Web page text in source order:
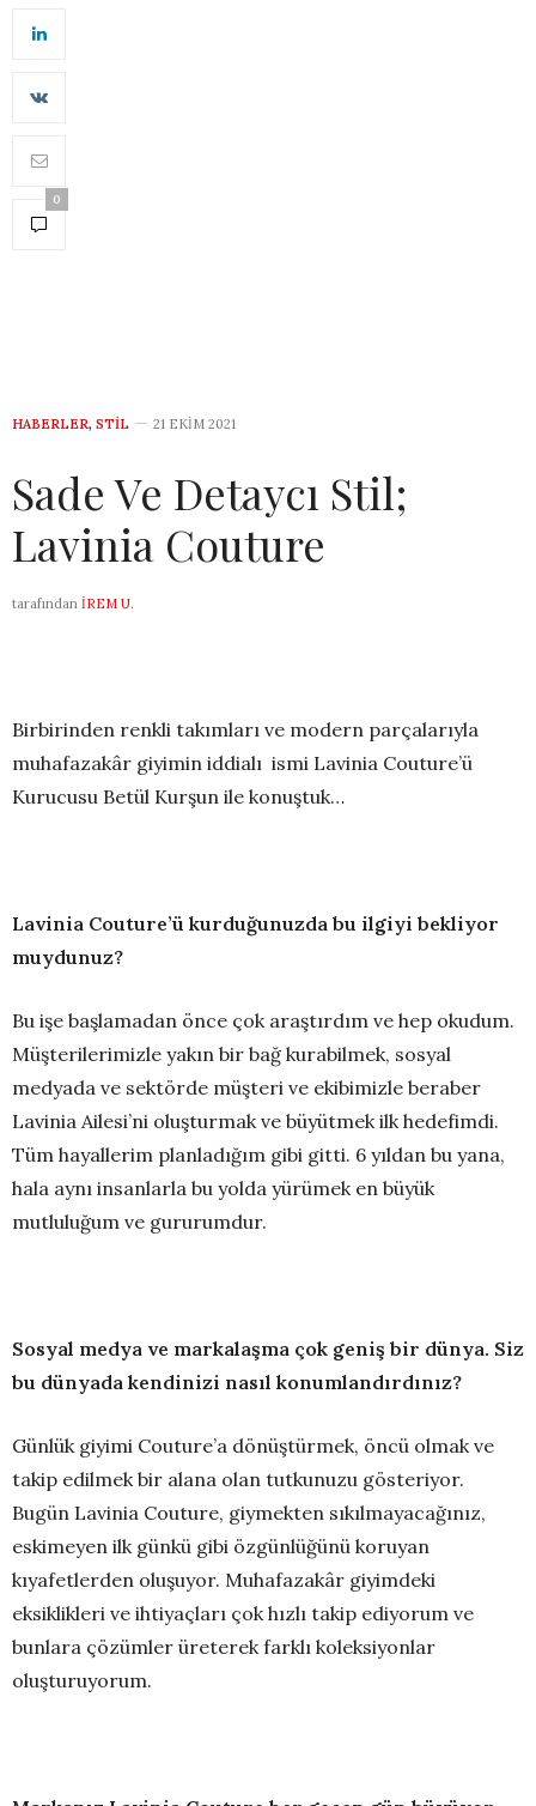
0
HABERLER, STIL 21 EKIM 2021
Sade Ve Detaycı Stil;
Lavinia Couture
tarafından İREM U.
Birbirinden renkli takımları ve modern parçalarıyla
muhafazakâr giyimin iddialı ismi Lavinia Couture’ü
Kurucusu Betül Kurşun ile konuştuk…
Lavinia Couture’ü kurduğunuzda bu ilgiyi bekliyor
muydunuz?
Bu işe başlamadan önce çok araştırdım ve hep okudum.
Müşterilerimizle yakın bir bağ kurabilmek, sosyal
medyada ve sektörde müşteri ve ekibimizle beraber
Lavinia Ailesi’ni oluşturmak ve büyütmek ilk hedefimdi.
Tüm hayallerim planladığım gibi gitti. 6 yıldan bu yana,
hala aynı insanlarla bu yolda yürümek en büyük
mutluluğum ve gururumdur.
Sosyal medya ve markalaşma çok geniş bir dünya. Siz
bu dünyada kendinizi nasıl konumlandırdınız?
Günlük giyimi Couture’a dönüştürmek, öncü olmak ve
takip edilmek bir alana olan tutkunuzu gösteriyor.
Bugün Lavinia Couture, giymekten sıkılmayacağınız,
eskimeyen ilk günkü gibi özgünlüğünü koruyan
kıyafetlerden oluşuyor. Muhafazakâr giyimdeki
eksiklikleri ve ihtiyaçları çok hızlı takip ediyorum ve
bunlara çözümler üreterek farklı koleksiyonlar
oluşturuyorum.